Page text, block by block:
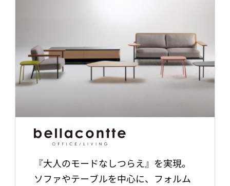
『大人のモードなしつらえ』を実現。
ソファやテーブルを中心に、フォルム